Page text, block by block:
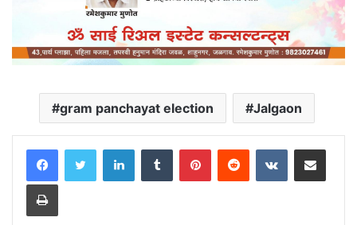
gram panchayat election Jalgaon
LinkedInTumblr PinterestReddit VKontakteShare via Email
Print